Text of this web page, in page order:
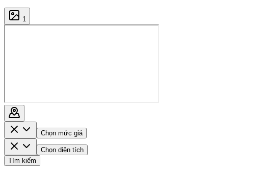
1
Chọn mức giá
Chọn diện tích
Tìm kiếm